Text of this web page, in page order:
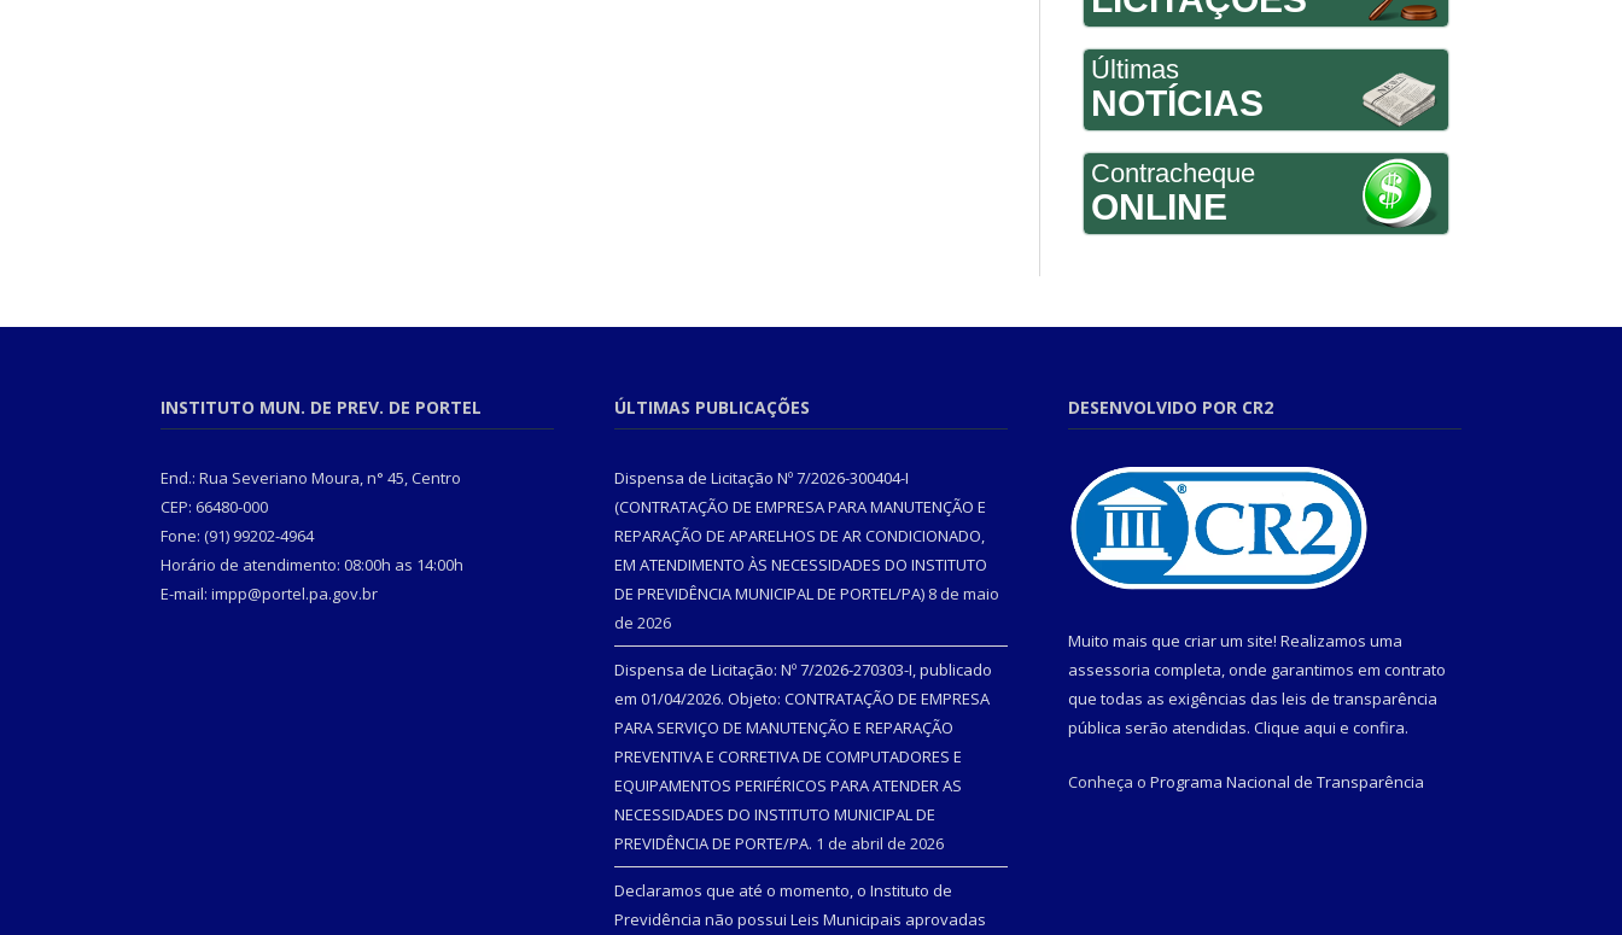
Últimas
NOTÍCIAS
Contracheque
ONLINE
INSTITUTO MUN. DE PREV. DE PORTEL
End.: Rua Severiano Moura, n° 45, Centro
CEP: 66480-000
Fone: (91) 99202-4964
Horário de atendimento: 08:00h as 14:00h
E-mail: impp@portel.pa.gov.br
ÚLTIMAS PUBLICAÇÕES
Dispensa de Licitação Nº 7/2026-300404-I
(CONTRATAÇÃO DE EMPRESA PARA MANUTENÇÃO E
REPARAÇÃO DE APARELHOS DE AR CONDICIONADO,
EM ATENDIMENTO ÀS NECESSIDADES DO INSTITUTO
DE PREVIDÊNCIA MUNICIPAL DE PORTEL/PA) 8 de maio
de 2026
Dispensa de Licitação: Nº 7/2026-270303-I, publicado
em 01/04/2026. Objeto: CONTRATAÇÃO DE EMPRESA
PARA SERVIÇO DE MANUTENÇÃO E REPARAÇÃO
PREVENTIVA E CORRETIVA DE COMPUTADORES E
EQUIPAMENTOS PERIFÉRICOS PARA ATENDER AS
NECESSIDADES DO INSTITUTO MUNICIPAL DE
PREVIDÊNCIA DE PORTE/PA. 1 de abril de 2026
Declaramos que até o momento, o Instituto de
Previdência não possui Leis Municipais aprovadas
DESENVOLVIDO POR CR2
Muito mais que criar um site! Realizamos uma
assessoria completa, onde garantimos em contrato
que todas as exigências das leis de transparência
pública serão atendidas. Clique aqui e confira.
Conheça o Programa Nacional de Transparência